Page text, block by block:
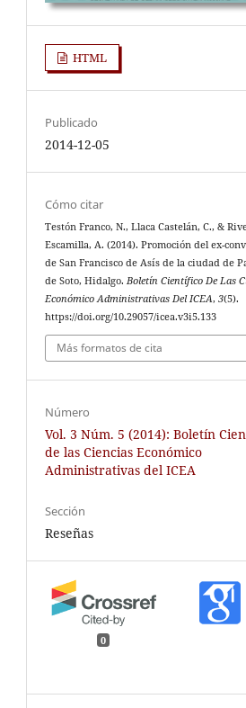
HTML
Publicado
2014-12-05
Cómo citar
Testón Franco, N., Llaca Castelán, C., &
Escamilla, A. (2014). Promoción del ex-
de San Francisco de Asís de la ciudad de
de Soto, Hidalgo. Boletín Científico De Las
Económico Administrativas Del ICEA,3(5).
https://doi.org/10.29057/icea.v3i5.133
Más formatos de cita
Número
Vol. 3 Núm. 5 (2014): Boletín
de las Ciencias Económico
Administrativas del ICEA
Sección
Reseñas
0